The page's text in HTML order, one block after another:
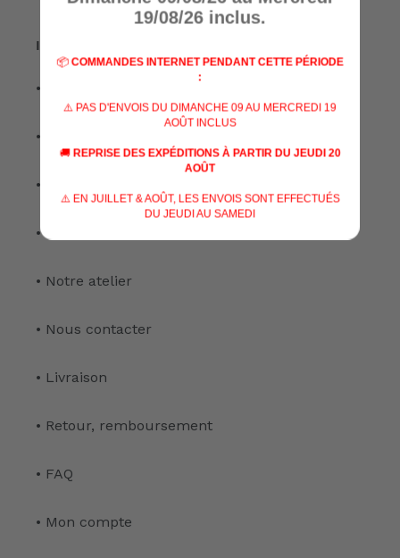
Informations
• A propos de nous
• Nos marques
• Nos spécialisations
• Nos services
• Notre atelier
• Nous contacter
• Livraison
• Retour, remboursement
• FAQ
• Mon compte
19/08/26 inclus.
📦 COMMANDES INTERNET PENDANT CETTE PÉRIODE
:
⚠️ PAS D'ENVOIS DU DIMANCHE 09 AU MERCREDI 19
AOÛT INCLUS
🚚 REPRISE DES EXPÉDITIONS À PARTIR DU JEUDI 20
AOÛT
⚠️ EN JUILLET & AOÛT, LES ENVOIS SONT EFFECTUÉS
DU JEUDI AU SAMEDI